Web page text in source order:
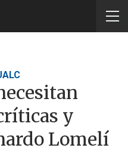
y
Lomelí